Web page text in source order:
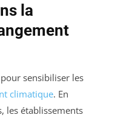
la
sensibiliser les
climatique. En
les établissements